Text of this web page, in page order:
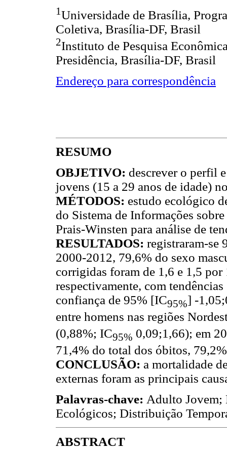
1Universidade de Brasília,
Coletiva, Brasília-DF, Brasil
2Instituto de Pesquisa
Presidência, Brasília-DF, Brasil
Endereço para correspondência
RESUMO
OBJETIVO: descrever o perfil
jovens (15 a 29 anos de idade)
MÉTODOS: estudo ecológico
do Sistema de Informações
Prais-Winsten para análise de
RESULTADOS: registraram-se
2000-2012, 79,6% do sexo
corrigidas foram de 1,6 e 1,5
respectivamente, com
confiança de 95% [IC95%] -
entre homens nas regiões
(0,88%; IC95% 0,09;1,66); em
71,4% do total dos óbitos,
CONCLUSÃO: a mortalidade
externas foram as principais
Palavras-chave: Adulto Jovem;
Ecológicos; Distribuição
ABSTRACT